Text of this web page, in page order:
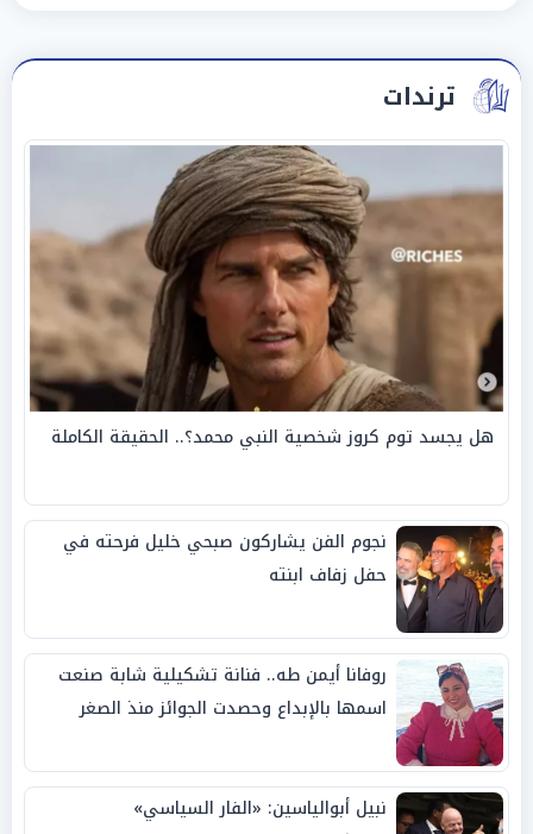
ترندات
هل يجسد توم كروز شخصية النبي محمد؟.. الحقيقة الكاملة
نجوم الفن يشاركون صبحي خليل فرحته في
حفل زفاف ابنته
روفانا أيمن طه.. فنانة تشكيلية شابة صنعت
اسمها بالإبداع وحصدت الجوائز منذ الصغر
نبيل أبوالياسين: «الفار السياسي»